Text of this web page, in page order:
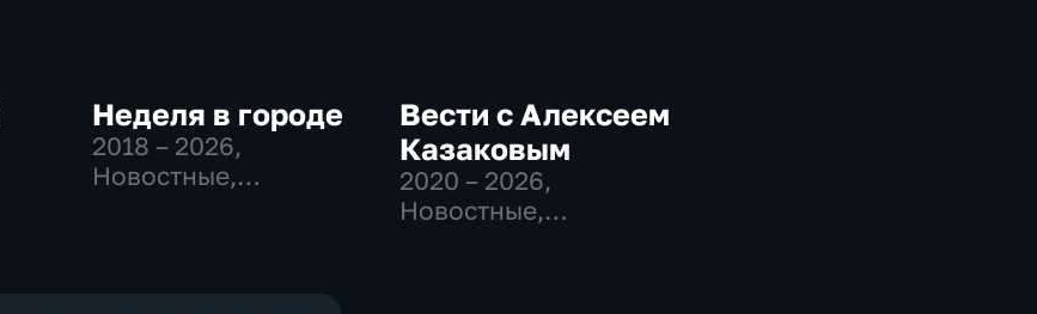
Неделя в городе
2018 – 2026,
Новостные,
Вести с Алексеем
Казаковым
2020 – 2026,
Новостные,